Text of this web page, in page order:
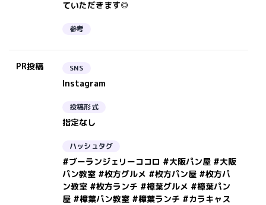
ていただきます◎
参考
PR投稿 SNS
Instagram
投稿形式
指定なし
ハッシュタグ
#ブーランジェリーココロ #大阪パン屋 #大阪
パン教室 #枚方グルメ #枚方パン屋 #枚方パ
ン教室 #枚方ランチ #樟葉グルメ #樟葉パン
屋 #樟葉パン教室 #樟葉ランチ #カラキャス